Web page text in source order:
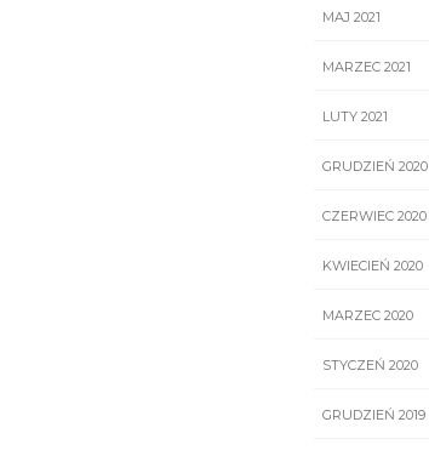
MAJ 2021
MARZEC 2021
LUTY 2021
GRUDZIEŃ 2020
CZERWIEC 2020
KWIECIEŃ 2020
MARZEC 2020
STYCZEŃ 2020
GRUDZIEŃ 2019